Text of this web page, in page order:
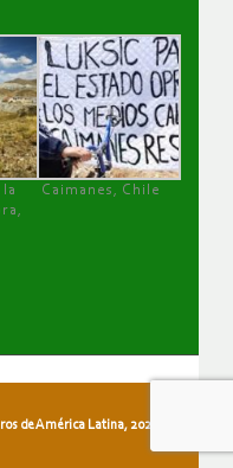
Caimanes, Chile
de América Latina, 2026